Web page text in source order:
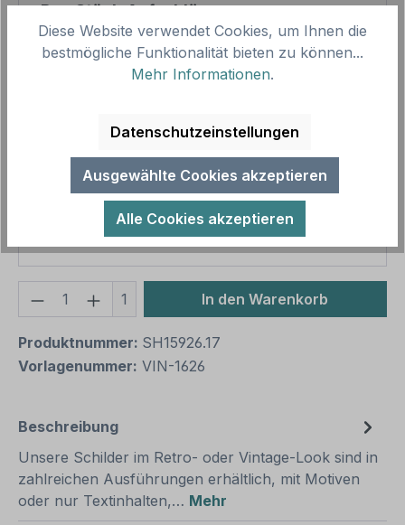
Pro-Stück-Aufschläge
Produktpreis
39,03 €
Zwischensumme
Zusammenfassung
Gesamtpreis
39,03 €
Preise inkl. MwSt. zzgl. Versandkosten
Aufgrund von Neuberechnungen im Warenkorb sind
abweichende Endpreise möglich.
Produkt Anzahl: Gib den
1 In den Warenkorb
Produktnummer: SH15926.17
Vorlagenummer: VIN-1626
Beschreibung
Unsere Schilder im Retro- oder Vintage-Look sind in
zahlreichen Ausführungen erhältlich, mit Motiven
oder nur Textinhalten,… Mehr
Diese Website verwendet Cookies, um Ihnen die
bestmögliche Funktionalität bieten zu können...
Mehr Informationen.
Datenschutzeinstellungen
Ausgewählte Cookies akzeptieren
Alle Cookies akzeptieren